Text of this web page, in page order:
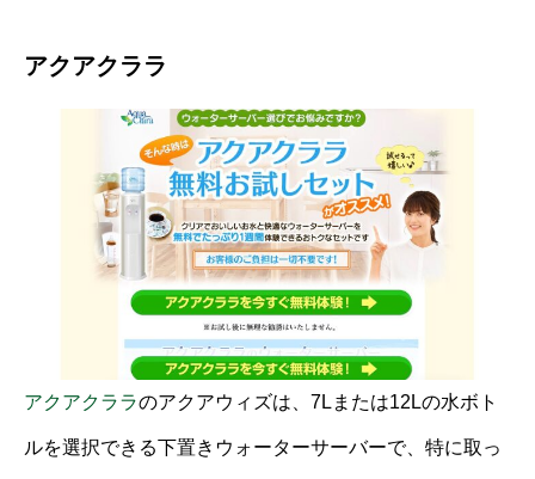
アクアクララ
アクアクララのアクアウィズは、7Lまたは12Lの水ボト
ルを選択できる下置きウォーターサーバーで、特に取っ